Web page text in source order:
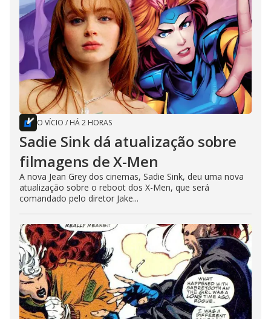
O VÍCIO / HÁ 2 HORAS
Sadie Sink dá atualização sobre
filmagens de X-Men
A nova Jean Grey dos cinemas, Sadie Sink, deu uma nova
atualização sobre o reboot dos X-Men, que será
comandado pelo diretor Jake...